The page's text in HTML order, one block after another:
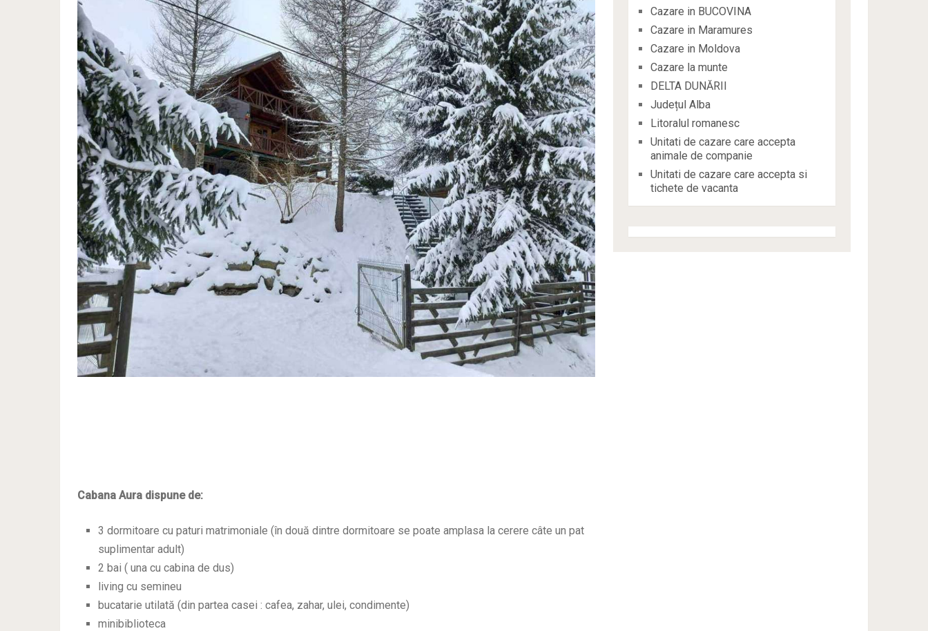
Cabana Aura dispune de:
3 dormitoare cu paturi matrimoniale (în două dintre dormitoare se poate amplasa la cerere câte un pat
suplimentar adult)
2 bai ( una cu cabina de dus)
living cu semineu
bucatarie utilată (din partea casei : cafea, zahar, ulei, condimente)
minibiblioteca
Cazare in BUCOVINA
Cazare in Maramures
Cazare in Moldova
Cazare la munte
DELTA DUNĂRII
Județul Alba
Litoralul romanesc
Unitati de cazare care accepta
animale de companie
Unitati de cazare care accepta si
tichete de vacanta